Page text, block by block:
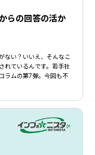
らの回答の活か
ない？いいえ、そんなこ
れているんです。若手社
ラムの第7弾。今回も不